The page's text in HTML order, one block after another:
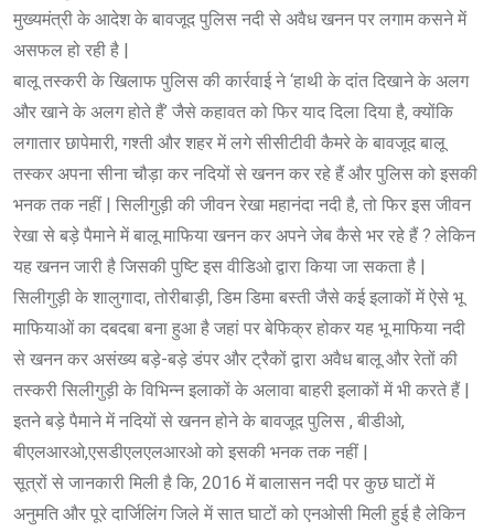
मुख्यमंत्री के आदेश के बावजूद पुलिस नदी से अवैध खनन पर लगाम कसने में
असफल हो रही है |
बालू तस्करी के खिलाफ पुलिस की कार्रवाई ने ‘हाथी के दांत दिखाने के अलग
और खाने के अलग होते हैं’ जैसे कहावत को फिर याद दिला दिया है, क्योंकि
लगातार छापेमारी, गश्ती और शहर में लगे सीसीटीवी कैमरे के बावजूद बालू
तस्कर अपना सीना चौड़ा कर नदियों से खनन कर रहे हैं और पुलिस को इसकी
भनक तक नहीं | सिलीगुड़ी की जीवन रेखा महानंदा नदी है, तो फिर इस जीवन
रेखा से बड़े पैमाने में बालू माफिया खनन कर अपने जेब कैसे भर रहे हैं ? लेकिन
यह खनन जारी है जिसकी पुष्टि इस वीडिओ द्वारा किया जा सकता है |
सिलीगुड़ी के शालुगादा, तोरीबाड़ी, डिम डिमा बस्ती जैसे कई इलाकों में ऐसे भू
माफियाओं का दबदबा बना हुआ है जहां पर बेफिक्र होकर यह भू माफिया नदी
से खनन कर असंख्य बड़े-बड़े डंपर और ट्रैकों द्वारा अवैध बालू और रेतों की
तस्करी सिलीगुड़ी के विभिन्न इलाकों के अलावा बाहरी इलाकों में भी करते हैं |
इतने बड़े पैमाने में नदियों से खनन होने के बावजूद पुलिस , बीडीओ,
बीएलआरओ,एसडीएलएलआरओ को इसकी भनक तक नहीं |
सूत्रों से जानकारी मिली है कि, 2016 में बालासन नदी पर कुछ घाटों में
अनुमति और पूरे दार्जिलिंग जिले में सात घाटों को एनओसी मिली हुई है लेकिन